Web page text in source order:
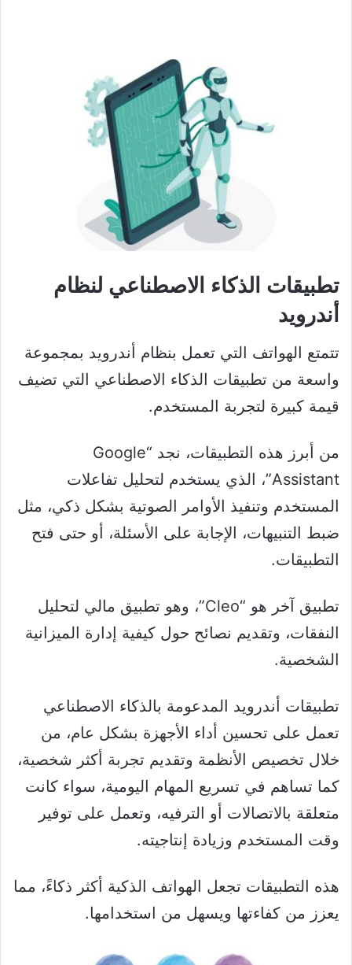
تطبيقات الذكاء الاصطناعي لنظام
أندرويد
تتمتع الهواتف التي تعمل بنظام أندرويد بمجموعة
واسعة من تطبيقات الذكاء الاصطناعي التي تضيف
قيمة كبيرة لتجربة المستخدم.
من أبرز هذه التطبيقات، نجد “Google
Assistant”، الذي يستخدم لتحليل تفاعلات
المستخدم وتنفيذ الأوامر الصوتية بشكل ذكي، مثل
ضبط التنبيهات، الإجابة على الأسئلة، أو حتى فتح
التطبيقات.
تطبيق آخر هو “Cleo”، وهو تطبيق مالي لتحليل
النفقات، وتقديم نصائح حول كيفية إدارة الميزانية
الشخصية.
تطبيقات أندرويد المدعومة بالذكاء الاصطناعي
تعمل على تحسين أداء الأجهزة بشكل عام، من
خلال تخصيص الأنظمة وتقديم تجربة أكثر شخصية،
كما تساهم في تسريع المهام اليومية، سواء كانت
متعلقة بالاتصالات أو الترفيه، وتعمل على توفير
وقت المستخدم وزيادة إنتاجيته.
هذه التطبيقات تجعل الهواتف الذكية أكثر ذكاءً، مما
يعزز من كفاءتها ويسهل من استخدامها.